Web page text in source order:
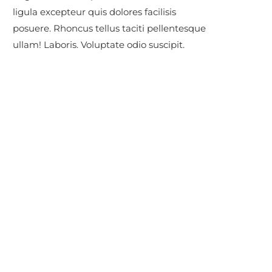
ligula excepteur quis dolores facilisis
posuere. Rhoncus tellus taciti pellentesque
ullam! Laboris. Voluptate odio suscipit.